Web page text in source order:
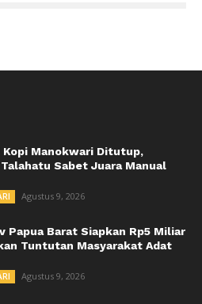
Kopi Manokwari Ditutup,
Sabet Juara Manual
Agustus 9, 2026
Papua Barat Siapkan Rp5 Miliar
Tuntutan Masyarakat Adat
Agustus 9, 2026